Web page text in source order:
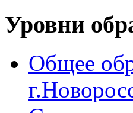
Уровни
Общее